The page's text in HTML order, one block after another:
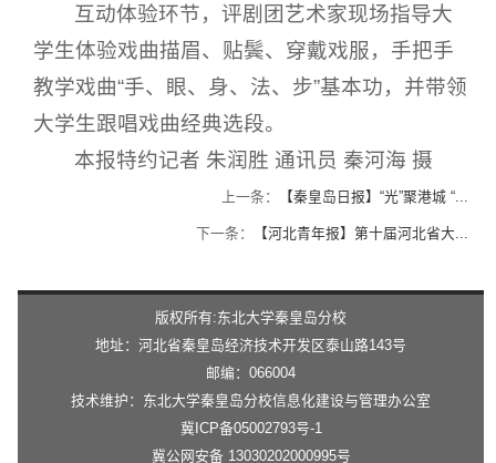
互动体验环节，评剧团艺术家现场指导大
学生体验戏曲描眉、贴鬓、穿戴戏服，手把手
教学戏曲“手、眼、身、法、步”基本功，并带领
大学生跟唱戏曲经典选段。
本报特约记者 朱润胜 通讯员 秦河海 摄
上一条： 【秦皇岛日报】“光”聚港城 “...
下一条： 【河北青年报】第十届河北省大...
版权所有:东北大学秦皇岛分校
地址：河北省秦皇岛经济技术开发区泰山路143号
邮编：066004
技术维护：东北大学秦皇岛分校信息化建设与管理办公室
冀ICP备05002793号-1
冀公网安备 13030202000995号